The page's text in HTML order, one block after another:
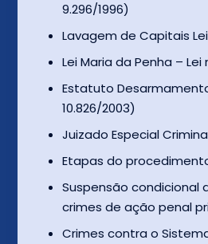
9.296/1996)
Lavagem de Capitais
Lei Maria da Penha – Lei
Estatuto
10.826/2003)
Juizado Especial
Etapas do
Suspensão condicional
crimes de ação penal
Crimes contra o